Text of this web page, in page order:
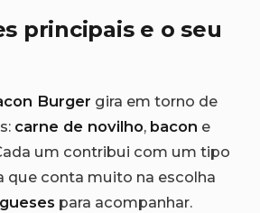
principais e o seu
Burger gira em torno de
carne de novilho, bacon e
um contribui com um tipo
que conta muito na escolha
para acompanhar.